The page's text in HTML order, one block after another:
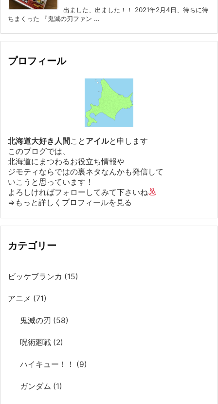
出ました、出ました！！ 2021年2月4日、待ちに待
ちまくった 『鬼滅の刃ファン ...
プロフィール
北海道大好き人間 こと アイルと申します
このブログでは、
北海道にまつわるお役立ち情報や
ジモティならではの裏ネタなんかも発信して
いこうと思っています！
よろしければフォローしてみて下さいね
⇒もっと詳しくプロフィールを見る
カテゴリー
ビッケブランカ (15)
アニメ (71)
鬼滅の刃 (58)
呪術廻戦 (2)
ハイキュー！！ (9)
ガンダム (1)